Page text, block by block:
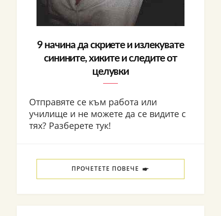
9 начина да скриете и излекувате
синините, хиките и следите от
целувки
Отправяте се към работа или
училище и не можете да се видите с
тях? Разберете тук!
ПРОЧЕТЕТЕ ПОВЕЧЕ